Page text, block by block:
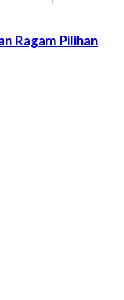
Ragam Pilihan